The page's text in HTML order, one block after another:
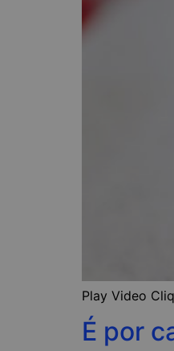
Play Video
É por